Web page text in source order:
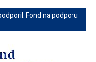
Fond na podporu